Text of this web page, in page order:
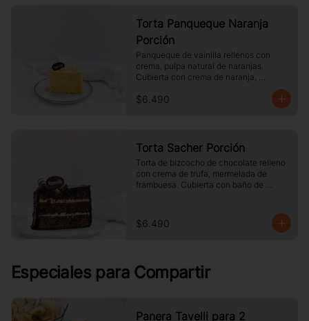
Torta Panqueque Naranja
Porción
Panqueque de vainilla rellenos con
crema, pulpa natural de naranjas.
Cubierta con crema de naranja,
$6.490
Torta Sacher Porción
Torta de bizcocho de chocolate relleno
con crema de trufa, mermelada de
frambuesa. Cubierta con baño de
$6.490
Especiales para Compartir
Panera Tavelli para 2